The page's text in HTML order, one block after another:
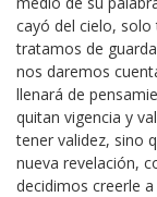
cayó del cielo, solo
tratamos de
nos daremos
llenará de
quitan vigencia y
tener validez, sino
nueva revelación,
decidimos creerle a